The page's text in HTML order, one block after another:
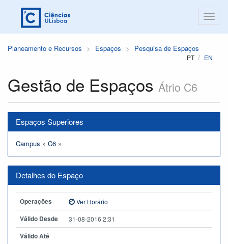
Planeamento e Recursos Espaços Pesquisa de Espaços
PT EN
Gestão de Espaços Átrio C6
Espaços Superiores
Campus » C6 »
Detalhes do Espaço
Operações Ver Horário
Válido Desde 31-08-2016 2:31
Válido Até